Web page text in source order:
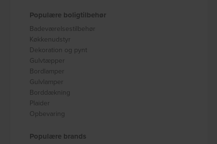
Populære boligtilbehør
Badeværelsestilbehør
Køkkenudstyr
Dekoration og pynt
Gulvtæpper
Bordlamper
Gulvlamper
Borddækning
Plaider
Opbevaring
Populære brands